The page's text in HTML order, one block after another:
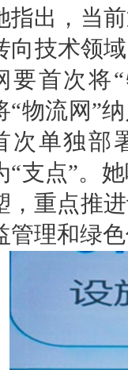
指出，当
向技术领
要首次将
“物流网”
次单独部
“支点”。
，重点推
管理和绿